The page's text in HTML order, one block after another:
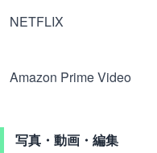
NETFLIX
Amazon Prime Video
写真・動画・編集